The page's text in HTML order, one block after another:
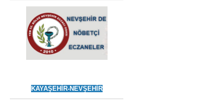
KAYAŞEHİR-NEVŞEHİR